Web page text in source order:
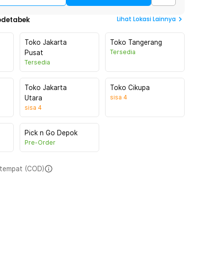
Lihat Lokasi Lainnya
Toko Jakarta
Pusat
Tersedia
Toko Tangerang
Tersedia
Toko Jakarta
Utara
sisa 4
Toko Cikupa
sisa 4
Pick n Go Depok
Pre-Order
(COD)